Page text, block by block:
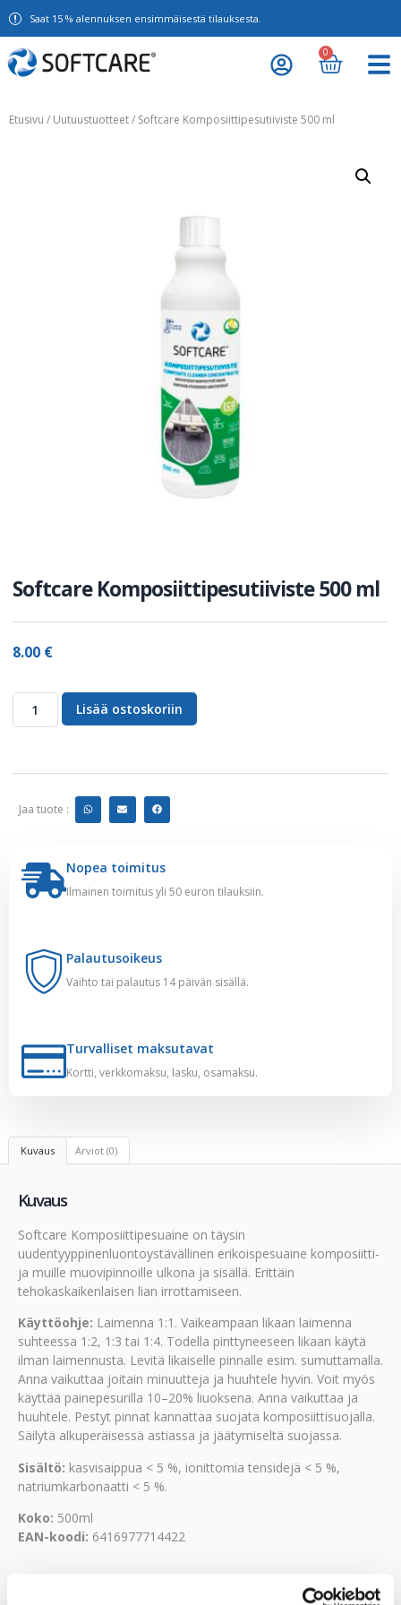
Saat 15 % alennuksen ensimmäisestä tilauksesta.
0
Etusivu / Uutuustuotteet/ Softcare Komposiittipesutiiviste 500 ml
Softcare Komposiittipesutiiviste 500 ml
8.00 €
Lisää ostoskoriin
Jaa tuote :
Nopea toimitus
Ilmainen toimitus yli 50 euron tilauksiin.
Palautusoikeus
Vaihto tai palautus 14 päivän sisällä.
Turvalliset maksutavat
Kortti, verkkomaksu, lasku, osamaksu.
Kuvaus Arviot (0)
Kuvaus
Softcare Komposiittipesuaine on täysin
uudentyyppinenluontoystävällinen erikoispesuaine komposiitti-
ja muille muovipinnoille ulkona ja sisällä. Erittäin
tehokaskaikenlaisen lian irrottamiseen.
Käyttöohje: Laimenna 1:1. Vaikeampaan likaan laimenna
suhteessa 1:2, 1:3 tai 1:4. Todella pinttyneeseen likaan käytä
ilman laimennusta. Levitä likaiselle pinnalle esim. sumuttamalla.
Anna vaikuttaa joitain minuutteja ja huuhtele hyvin. Voit myös
käyttää painepesurilla 10–20% liuoksena. Anna vaikuttaa ja
huuhtele. Pestyt pinnat kannattaa suojata komposiittisuojalla.
Säilytä alkuperäisessä astiassa ja jäätymiseltä suojassa.
Sisältö: kasvisaippua < 5 %, ionittomia tensidejä < 5 %,
natriumkarbonaatti < 5 %.
Koko: 500ml
EAN-koodi: 6416977714422